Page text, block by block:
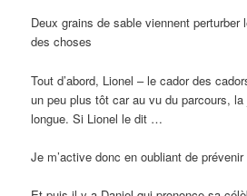
Deux grains de sable viennent perturber
des choses
Tout d’abord, Lionel – le cador des
un peu plus tôt car au vu du parcours, la
longue. Si Lionel le dit …
Je m’active donc en oubliant de